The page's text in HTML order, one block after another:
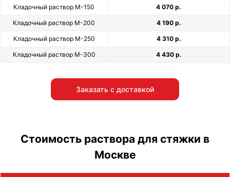
Кладочный раствор М-150 4 070 р.
Кладочный раствор М-200 4 190 р.
Кладочный раствор М-250 4 310 р.
Кладочный раствор М-300 4 430 р.
Заказать с доставкой
Стоимость раствора для стяжки в
Москве